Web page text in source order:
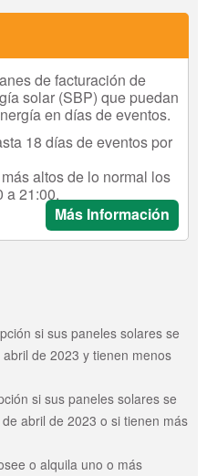
de facturación de
solar (SBP) que puedan
en días de eventos.
18 días de eventos por
altos de lo normal los
a 21:00.
Más Información
si sus paneles solares se
de 2023 y tienen menos
si sus paneles solares se
abril de 2023 o si tienen más
o alquila uno o más